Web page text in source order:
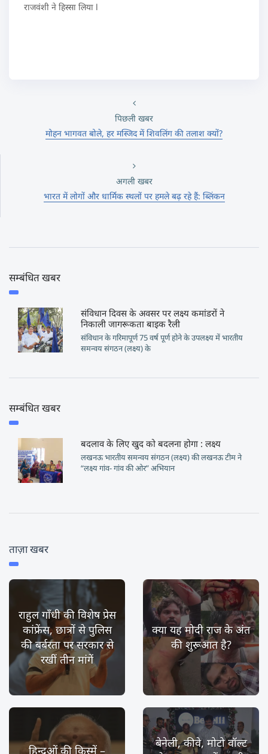
राजवंशी ने हिस्सा लिया l
पिछली खबर
मोहन भागवत बोले, हर मस्जिद में शिवलिंग की तलाश क्यों?
अगली खबर
भारत में लोगों और धार्मिक स्थलों पर हमले बढ़ रहे हैं: ब्लिंकन
सम्बंधित खबर
संविधान दिवस के अवसर पर लक्ष्य कमांडरों ने
निकाली जागरूकता बाइक रैली
संविधान के गरिमापूर्ण 75 वर्ष पूर्ण होने के उपलक्ष्य में भारतीय
समन्वय संगठन (लक्ष्य) के
सम्बंधित खबर
बदलाव के लिए खुद को बदलना होगा : लक्ष्य
लखनऊ भारतीय समन्वय संगठन (लक्ष्य) की लखनऊ टीम ने
“लक्ष्य गांव- गांव की ओर” अभियान
ताज़ा खबर
राहुल गाँधी की विशेष प्रेस
कांफ्रेंस, छात्रों से पुलिस
की बर्बरता पर सरकार से
रखीं तीन मांगें
क्या यह मोदी राज के अंत
की शुरूआत है?
हिन्दुओं की किस्में –
बेनेली, कीवे, मोटो वॉल्ट